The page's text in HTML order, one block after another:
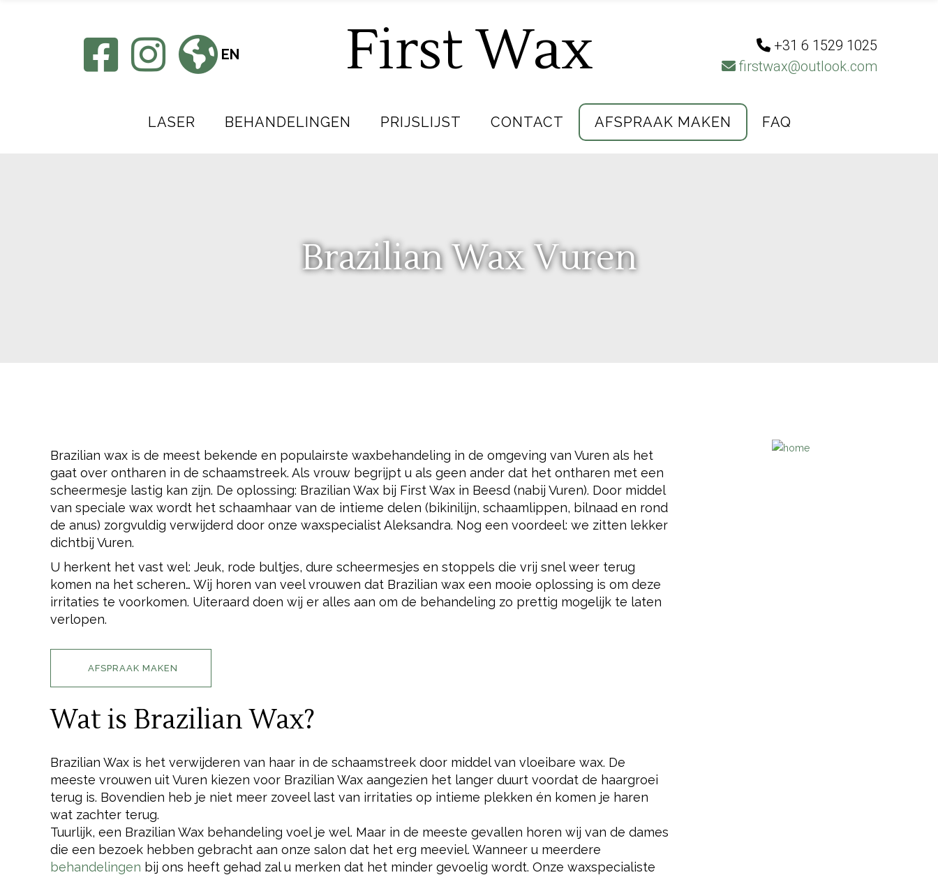
EN First Wax
+31 6 1529 1025
firstwax@outlook.com
LASER BEHANDELINGEN PRIJSLIJST CONTACT AFSPRAAK MAKEN FAQ
Brazilian Wax Vuren
Brazilian wax is de meest bekende en populairste waxbehandeling in de omgeving van Vuren als het
gaat over ontharen in de schaamstreek. Als vrouw begrijpt u als geen ander dat het ontharen met een
scheermesje lastig kan zijn. De oplossing: Brazilian Wax bij First Wax in Beesd (nabij Vuren). Door middel
van speciale wax wordt het schaamhaar van de intieme delen (bikinilijn, schaamlippen, bilnaad en rond
de anus) zorgvuldig verwijderd door onze waxspecialist Aleksandra. Nog een voordeel: we zitten lekker
dichtbij Vuren.
U herkent het vast wel: Jeuk, rode bultjes, dure scheermesjes en stoppels die vrij snel weer terug
komen na het scheren… Wij horen van veel vrouwen dat Brazilian wax een mooie oplossing is om deze
irritaties te voorkomen. Uiteraard doen wij er alles aan om de behandeling zo prettig mogelijk te laten
verlopen.
AFSPRAAK MAKEN
Wat is Brazilian Wax?
Brazilian Wax is het verwijderen van haar in de schaamstreek door middel van vloeibare wax. De
meeste vrouwen uit Vuren kiezen voor Brazilian Wax aangezien het langer duurt voordat de haargroei
terug is. Bovendien heb je niet meer zoveel last van irritaties op intieme plekken én komen je haren
wat zachter terug.
Tuurlijk, een Brazilian Wax behandeling voel je wel. Maar in de meeste gevallen horen wij van de dames
die een bezoek hebben gebracht aan onze salon dat het erg meeviel. Wanneer u meerdere
behandelingen bij ons heeft gehad zal u merken dat het minder gevoelig wordt. Onze waxspecialiste